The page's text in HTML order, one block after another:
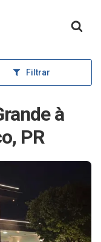
Filtrar
à
PR